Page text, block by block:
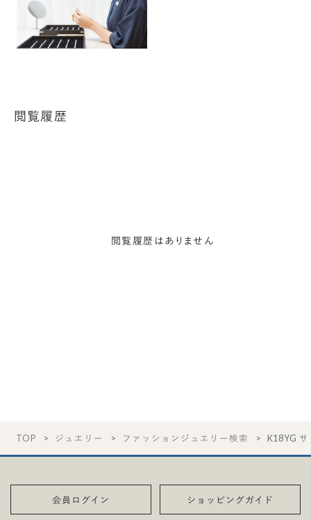
閲覧履歴
閲覧履歴はありません
TOP ジュエリー ファッションジュエリー検索 K18YG
会員ログイン ショッピングガイド